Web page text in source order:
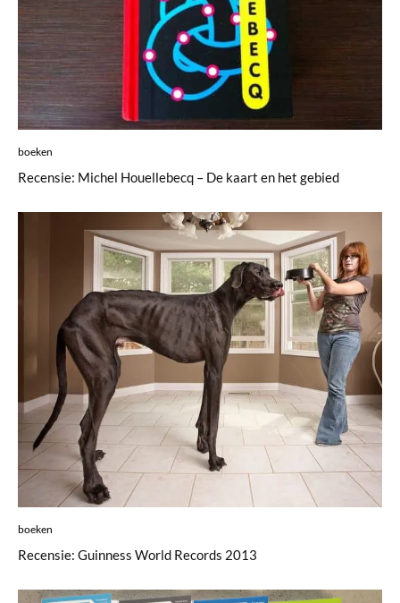
boeken
Recensie: Michel Houellebecq – De kaart en het gebied
boeken
Recensie: Guinness World Records 2013